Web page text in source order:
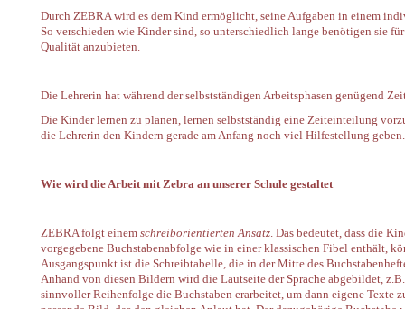
Durch ZEBRA wird es dem Kind ermöglicht, seine Aufgaben in einem
So verschieden wie Kinder sind, so unterschiedlich lange benötigen sie
Qualität anzubieten.
Die Lehrerin hat während der selbstständigen Arbeitsphasen genügend
Die Kinder lernen zu planen, lernen selbstständig eine Zeiteinteilung
die Lehrerin den Kindern gerade am Anfang noch viel Hilfestellung geben.
Wie wird die Arbeit mit Zebra an unserer Schule gestaltet
ZEBRA folgt einem schreiborientierten Ansatz . Das bedeutet, dass die
vorgegebene Buchstabenabfolge wie in einer klassischen Fibel enthält,
Ausgangspunkt ist die Schreibtabelle, die in der Mitte des
Anhand von diesen Bildern wird die Lautseite der Sprache abgebildet,
sinnvoller Reihenfolge die Buchstaben erarbeitet, um dann eigene Texte